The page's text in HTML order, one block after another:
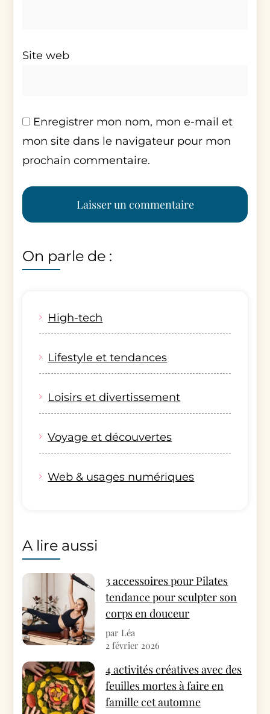
Site web
Enregistrer mon nom, mon e-mail et
mon site dans le navigateur pour mon
prochain commentaire.
On parle de :
High-tech
Lifestyle et tendances
Loisirs et divertissement
Voyage et découvertes
Web & usages numériques
A lire aussi
3 accessoires pour Pilates
tendance pour sculpter son
corps en douceur
par Léa
2 février 2026
4 activités créatives avec des
feuilles mortes à faire en
famille cet automne